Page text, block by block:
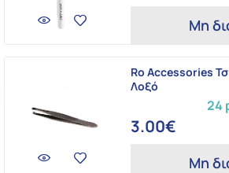
Μη
24
Ro Accessories
Λοξό
3.00€
Μη